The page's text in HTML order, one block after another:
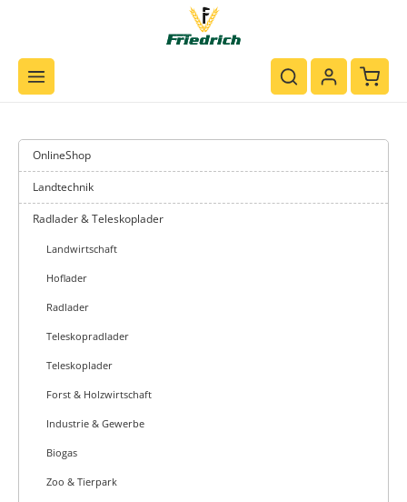
OnlineShop
Landtechnik
Radlader & Teleskoplader
Landwirtschaft
Hoflader
Radlader
Teleskopradlader
Teleskoplader
Forst & Holzwirtschaft
Industrie & Gewerbe
Biogas
Zoo & Tierpark